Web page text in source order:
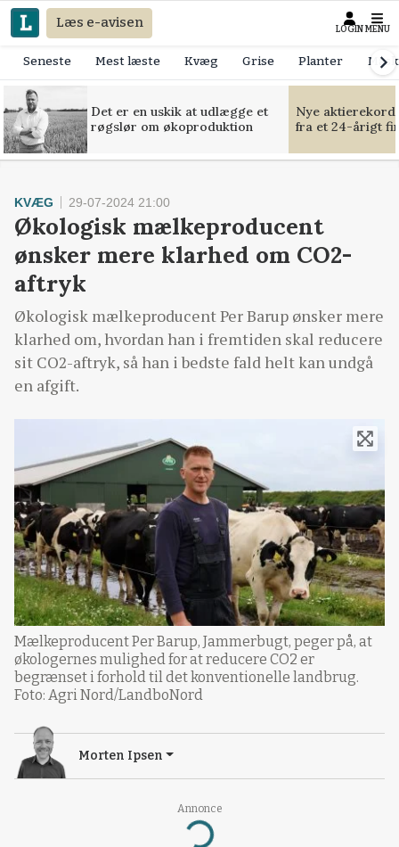
Læs e-avisen LOGIN MENU
Seneste Mest læste Kvæg Grise Planter
Det er en uskik at udlægge et
røgslør om økoproduktion
Nye
fra et 24-årigt
Annonce
KVÆG 29-07-2024 21:00
Økologisk mælkeproducent
ønsker mere klarhed om CO2-
aftryk
Økologisk mælkeproducent Per Barup ønsker mere
klarhed om, hvordan han i fremtiden skal reducere
sit CO2-aftryk, så han i bedste fald helt kan undgå
en afgift.
Mælkeproducent Per Barup, Jammerbugt, peger på, at
økologernes mulighed for at reducere CO2 er
begrænset i forhold til det konventionelle landbrug.
Foto: Agri Nord/LandboNord
Morten Ipsen